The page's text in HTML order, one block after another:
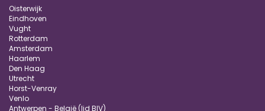
Oisterwijk
Eindhoven
Vught
Rotterdam
Amsterdam
Haarlem
Den Haag
Utrecht
Horst-Venray
Venlo
Antwerpen - België (lid BIV)